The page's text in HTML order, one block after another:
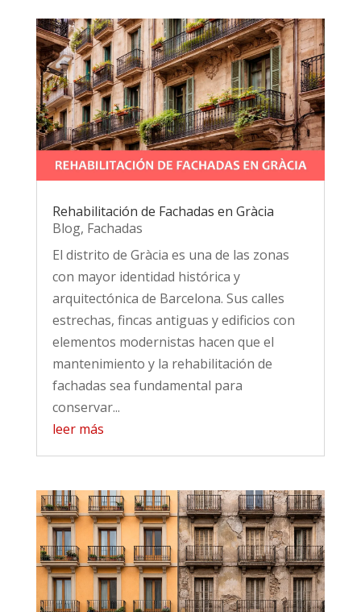
Rehabilitación de Fachadas en Gràcia
Blog, Fachadas
El distrito de Gràcia es una de las zonas
con mayor identidad histórica y
arquitectónica de Barcelona. Sus calles
estrechas, fincas antiguas y edificios con
elementos modernistas hacen que el
mantenimiento y la rehabilitación de
fachadas sea fundamental para
conservar...
leer más